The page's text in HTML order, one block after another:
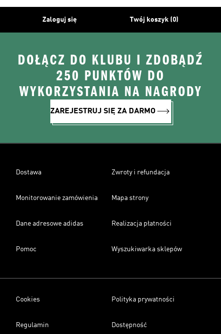
Zaloguj się Twój koszyk (0)
DOŁĄCZ DO KLUBU I ZDOBĄDŹ
250 PUNKTÓW DO
WYKORZYSTANIA NA NAGRODY
ZAREJESTRUJ SIĘ ZA DARMO
Dostawa Zwroty i refundacja
Monitorowanie zamówienia Mapa strony
Dane adresowe adidas Realizacja płatności
Pomoc Wyszukiwarka sklepów
Cookies Polityka prywatności
Regulamin Dostępność